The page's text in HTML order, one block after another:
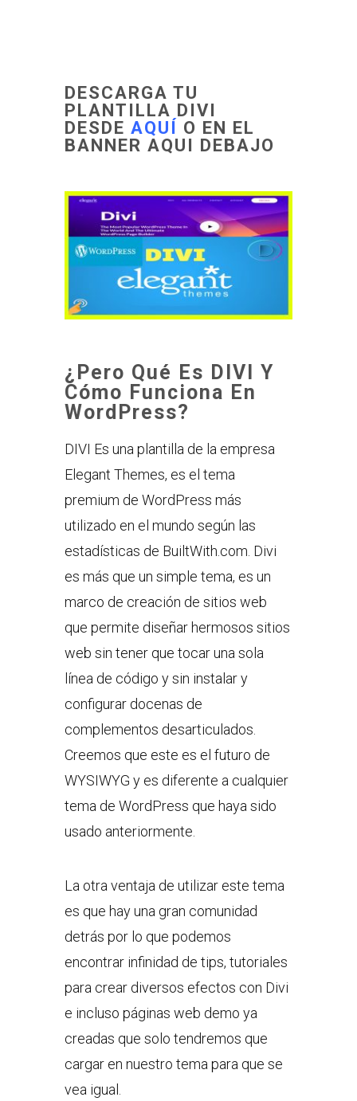
DESCARGA TU
PLANTILLA DIVI
DESDE AQUÍ O EN EL
BANNER AQUI DEBAJO
¿Pero Qué Es DIVI Y
Cómo Funciona En
WordPress?
DIVI Es una plantilla de la empresa
Elegant Themes, es el tema
premium de WordPress más
utilizado en el mundo según las
estadísticas de BuiltWith.com. Divi
es más que un simple tema, es un
marco de creación de sitios web
que permite diseñar hermosos sitios
web sin tener que tocar una sola
línea de código y sin instalar y
configurar docenas de
complementos desarticulados.
Creemos que este es el futuro de
WYSIWYG y es diferente a cualquier
tema de WordPress que haya sido
usado anteriormente.
La otra ventaja de utilizar este tema
es que hay una gran comunidad
detrás por lo que podemos
encontrar infinidad de tips, tutoriales
para crear diversos efectos con Divi
e incluso páginas web demo ya
creadas que solo tendremos que
cargar en nuestro tema para que se
vea igual.